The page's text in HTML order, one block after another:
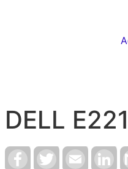
DELL
FacebookTwitter Email